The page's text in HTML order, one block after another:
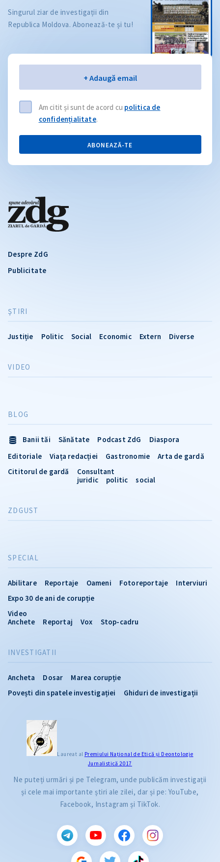
Despre ZdG
Publicitate
ŞTIRI
Justiție Politic Social Economic Extern Diverse
INVESTIGATII
Ancheta Dosar
Marea corupție
Povești din spatele investigației
Ghiduri de investigații
VIDEO
SPECIAL
Abilitare Reportaje Oameni Fotoreportaje
Interviuri
Expo 30 de ani de corupție
Video
Anchete
Reportaj Vox Stop-cadru
BLOG
Banii tăi Sănătate Podcast ZdG
Diaspora
Editoriale
Viața redacției Gastronomie
Arta de gardă
Cititorul de gardă
Consultant
juridic
politic social
ZDGUST
Singurul ziar de investigații din
Republica Moldova. Abonează-te și tu!
+ Adaugă email
Am citit și sunt de acord cu politica de
confidențialitate.
ABONEAZĂ-TE
Laureat al Premiului Naţional de Etică și Deontologie
Jurnalistică 2017
Ne puteți urmări și pe Telegram, unde publicăm investigații
și cele mai importante știri ale zilei, dar și pe: YouTube,
Facebook, Instagram și TikTok.